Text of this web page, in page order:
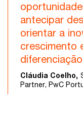
antecipar
orientar a
crescimento
Cláudia Coelho,
Partner, PwC